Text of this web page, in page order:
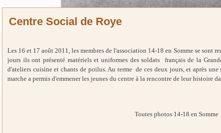
Centre Social de Roye
Les 16 et 17 août 2011, les membres de l'association 14-18 en Somme se sont
jours ils ont présenté matériels et uniformes des soldats français de la
d'ateliers cuisine et chants de poilus. Au terme de ces deux jours, et après
marche a permis d'emmener les jeunes du centre à la rencontre de leur histoire
Toutes photos 14-18 en Somme